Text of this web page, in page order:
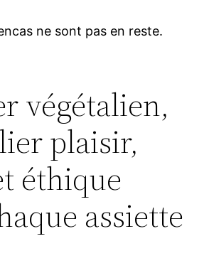
ne sont pas en reste.
végétalien,
plaisir,
éthique
assiette